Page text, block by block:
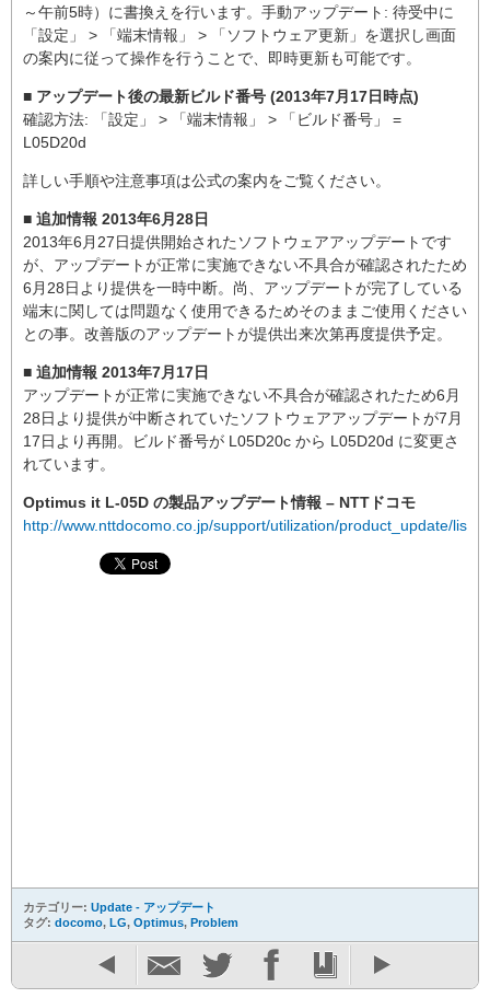
～午前5時）に書換えを行います。手動アップデート: 待受中に
「設定」 > 「端末情報」 > 「ソフトウェア更新」を選択し画面
の案内に従って操作を行うことで、即時更新も可能です。
■ アップデート後の最新ビルド番号 (2013年7月17日時点)
確認方法: 「設定」 > 「端末情報」 > 「ビルド番号」 =
L05D20d
詳しい手順や注意事項は公式の案内をご覧ください。
■ 追加情報 2013年6月28日
2013年6月27日提供開始されたソフトウェアアップデートです
が、アップデートが正常に実施できない不具合が確認されたため
6月28日より提供を一時中断。尚、アップデートが完了している
端末に関しては問題なく使用できるためそのままご使用ください
との事。改善版のアップデートが提供出来次第再度提供予定。
■ 追加情報 2013年7月17日
アップデートが正常に実施できない不具合が確認されたため6月
28日より提供が中断されていたソフトウェアアップデートが7月
17日より再開。ビルド番号が L05D20c から L05D20d に変更さ
れています。
Optimus it L-05D の製品アップデート情報 – NTTドコモ
http://www.nttdocomo.co.jp/support/utilization/product_update/list/
カテゴリー: Update - アップデート
タグ: docomo, LG, Optimus, Problem